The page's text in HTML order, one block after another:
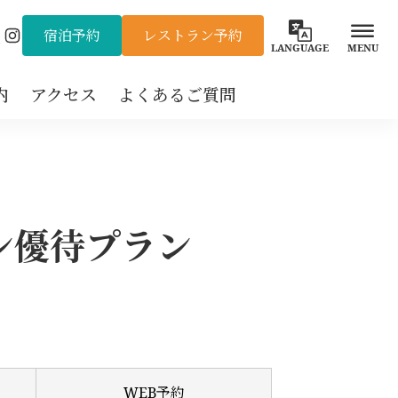
Instagram宿泊予約 レストラン予約
LANGUAGE MENU
アクセス よくあるご質問
待プラン
WEB予約